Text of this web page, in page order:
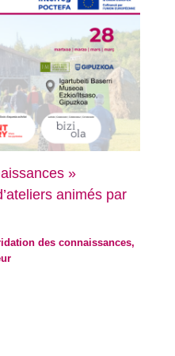
»
animés par
des connaissances,